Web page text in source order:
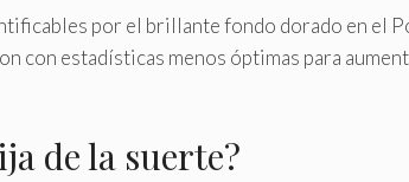
por el brillante fondo dorado en el
con estadísticas menos óptimas para
de la suerte?